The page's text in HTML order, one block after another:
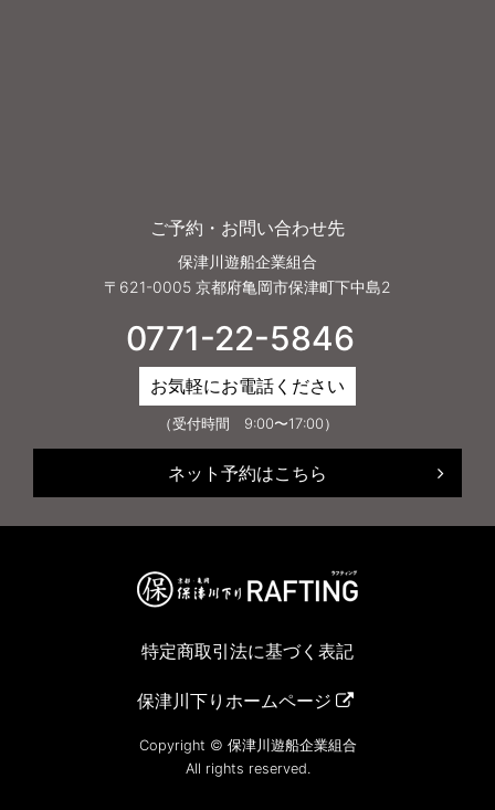
ご予約・お問い合わせ先
保津川遊船企業組合
〒621-0005 京都府亀岡市保津町下中島2
0771-22-5846
お気軽にお電話ください
（受付時間 9:00〜17:00）
ネット予約はこちら
特定商取引法に基づく表記
保津川下りホームページ
Copyright © 保津川遊船企業組合
All rights reserved.